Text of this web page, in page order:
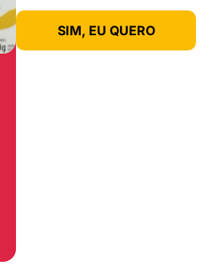
SIM, EU QUERO